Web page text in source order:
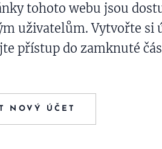
tohoto webu jsou
uživatelům. Vytvořte si
přístup do zamknuté
NOVÝ ÚČET